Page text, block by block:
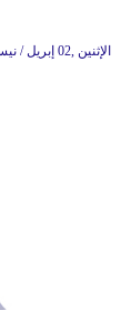
18:57 2018 الإثنين ,02 إبريل / نيسان